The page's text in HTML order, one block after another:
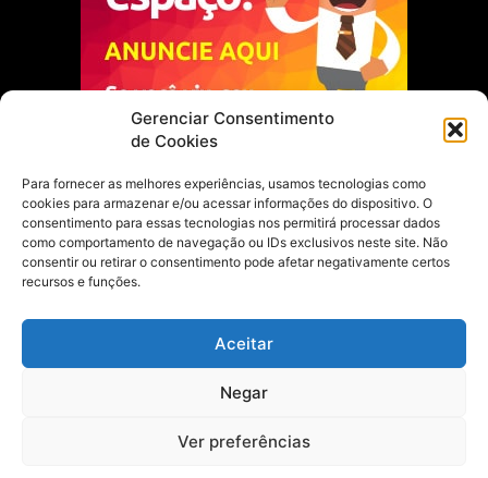
Gerenciar Consentimento
de Cookies
Para fornecer as melhores experiências, usamos tecnologias como
cookies para armazenar e/ou acessar informações do dispositivo. O
consentimento para essas tecnologias nos permitirá processar dados
como comportamento de navegação ou IDs exclusivos neste site. Não
consentir ou retirar o consentimento pode afetar negativamente certos
recursos e funções.
Aceitar
Negar
Ver preferências
Escolha do Editor
Justiça Itinerante garante regularização
fundiária e casamento comunitário para
famílias em Portel
21 de maio de 2026
feminino pelos Jogos Estudantis Paraenses